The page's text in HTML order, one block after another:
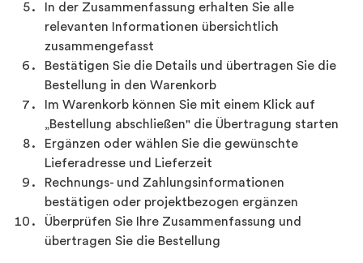
In der Zusammenfassung erhalten Sie alle
relevanten Informationen übersichtlich
zusammengefasst
Bestätigen Sie die Details und übertragen Sie die
Bestellung in den Warenkorb
Im Warenkorb können Sie mit einem Klick auf
„Bestellung abschließen" die Übertragung starten
Ergänzen oder wählen Sie die gewünschte
Lieferadresse und Lieferzeit
Rechnungs- und Zahlungsinformationen
bestätigen oder projektbezogen ergänzen
Überprüfen Sie Ihre Zusammenfassung und
übertragen Sie die Bestellung